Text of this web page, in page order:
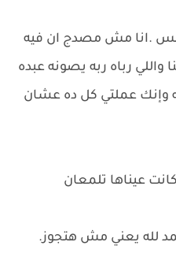
بس .انا مش مصدج ان فيه
واللي رباه ربه يصونه عبده
وإنك عملتي كل ده عشان
عيناها تلمعان
لله يعني مش هتجوز.